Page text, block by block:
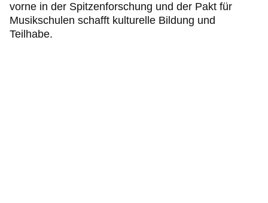
vorne in der Spitzenforschung und der Pakt für
Musikschulen schafft kulturelle Bildung und
Teilhabe.